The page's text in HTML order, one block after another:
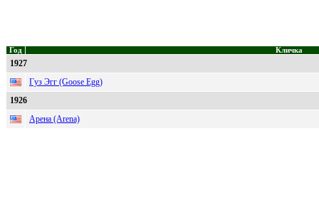
Год Кличка
1927
Гуз Эгг (Goose Egg)
1926
Арена (Arena)